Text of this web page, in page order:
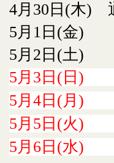
4月30日(木)
5月1日(金)
5月2日(土)
5月3日(日)
5月4日(月)
5月5日(火)
5月6日(水)